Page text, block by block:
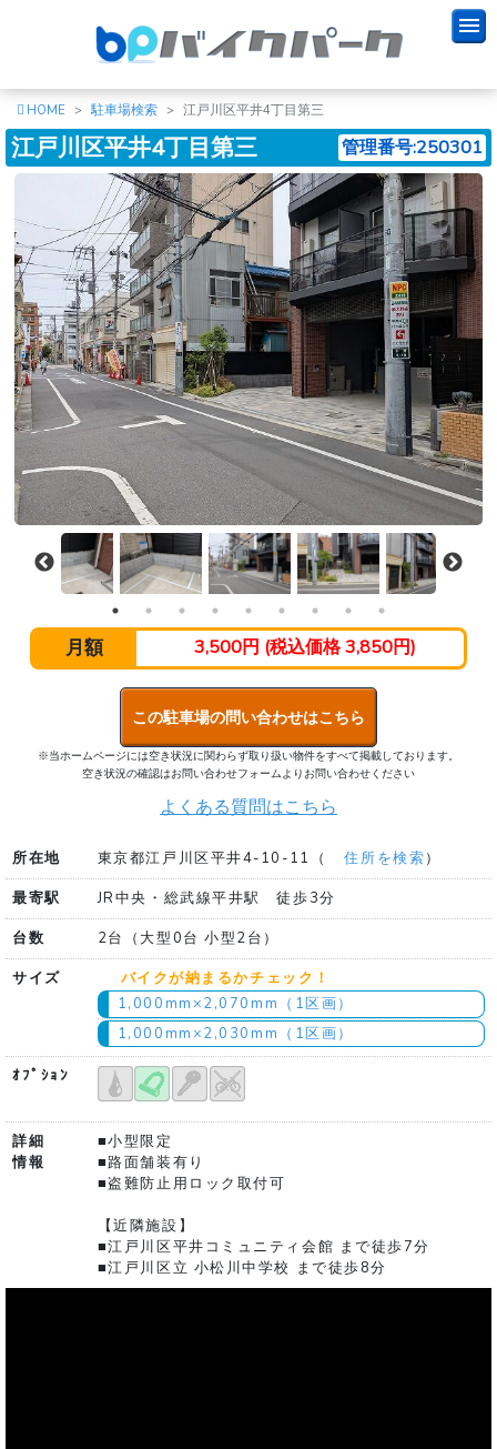
HOME 駐車場検索 江戸川区平井4丁目第三
江戸川区平井4丁目第三 管理番号:250301
月額 3,500円 (税込価格 3,850円)
この駐車場の問い合わせはこちら
※当ホームページには空き状況に関わらず取り扱い物件をすべて掲載しております。
空き状況の確認はお問い合わせフォームよりお問い合わせください
よくある質問はこちら
所在地 東京都江戸川区平井4-10-11（ 住所を検索）
最寄駅
JR中央・総武線平井駅 徒歩3分
台数
2台（大型0台 小型2台）
サイズ
バイクが納まるかチェック！
1,000mm×2,070mm（1区画）
1,000mm×2,030mm（1区画）
ｵﾌﾟｼｮﾝ
詳細
情報
■小型限定
■路面舗装有り
■盗難防止用ロック取付可
【近隣施設】
■江戸川区平井コミュニティ会館 まで徒歩7分
■江戸川区立 小松川中学校 まで徒歩8分